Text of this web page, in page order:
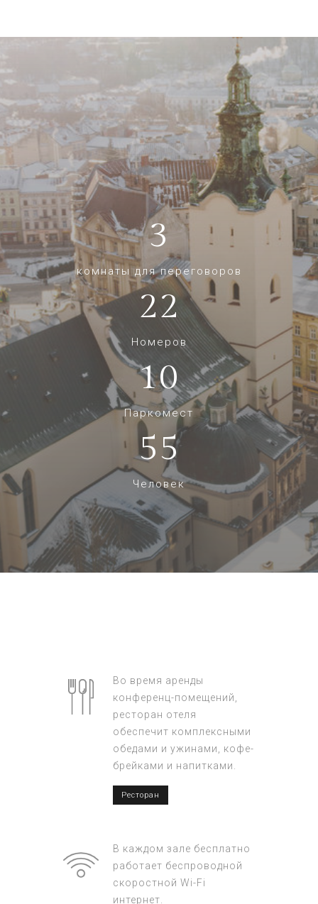
3
комнаты для переговоров
22
Номеров
10
Паркомест
55
Человек
Во время аренды
конференц-помещений,
ресторан отеля
обеспечит комплексными
обедами и ужинами, кофе-
брейками и напитками.
Ресторан
В каждом зале бесплатно
работает беспроводной
скоростной Wi-Fi
интернет.